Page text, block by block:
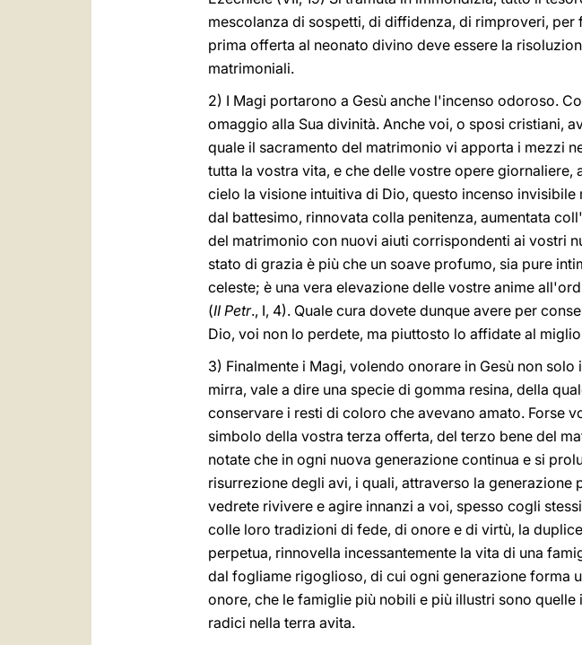
mescolanza di sospetti, di diffidenza, di rimproveri,
prima offerta al neonato divino deve essere la
matrimoniali.
2) I Magi portarono a Gesù anche l'incenso odoroso.
omaggio alla Sua divinità. Anche voi, o sposi cristiani,
quale il sacramento del matrimonio vi apporta i mezzi
tutta la vostra vita, e che delle vostre opere
cielo la visione intuitiva di Dio, questo incenso
dal battesimo, rinnovata colla penitenza, aumentata
del matrimonio con nuovi aiuti corrispondenti ai vostri
stato di grazia è più che un soave profumo, sia pure
celeste; è una vera elevazione delle vostre anime
(II Petr., I, 4). Quale cura dovete dunque avere per
Dio, voi non lo perdete, ma piuttosto lo affidate al
3) Finalmente i Magi, volendo onorare in Gesù non
mirra, vale a dire una specie di gomma resina, della
conservare i resti di coloro che avevano amato. Forse
simbolo della vostra terza offerta, del terzo bene del
notate che in ogni nuova generazione continua e si
risurrezione degli avi, i quali, attraverso la generazione
vedrete rivivere e agire innanzi a voi, spesso cogli
colle loro tradizioni di fede, di onore e di virtù, la
perpetua, rinnovella incessantemente la vita di una
dal fogliame rigoglioso, di cui ogni generazione forma
onore, che le famiglie più nobili e più illustri sono
radici nella terra avita.